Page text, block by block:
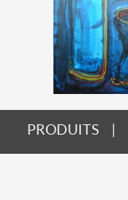
PRODUITS